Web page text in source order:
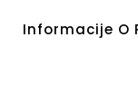
Informacije O